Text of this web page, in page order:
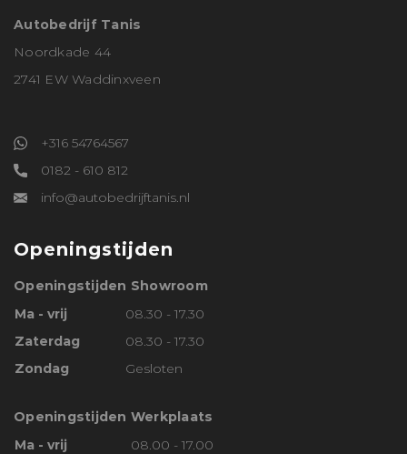
Autobedrijf Tanis
Noordkade 44
2741 EW Waddinxveen
+316 54764567
0182 - 610 812
info@autobedrijftanis.nl
Openingstijden
Openingstijden Showroom
Ma - vrij
08.30 - 17.30
Zaterdag
08.30 - 17.30
Zondag
Gesloten
Openingstijden Werkplaats
Ma - vrij
08.00 - 17.00